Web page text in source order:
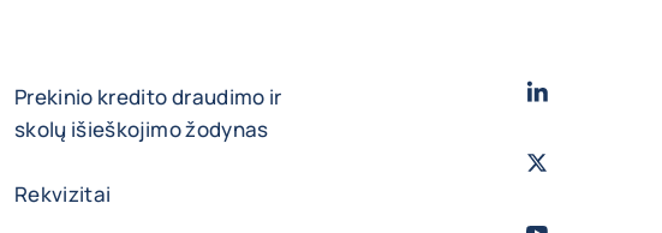
Prekinio kredito draudimo ir
skolų išieškojimo žodynas
Rekvizitai
LinkedIn
Twitter